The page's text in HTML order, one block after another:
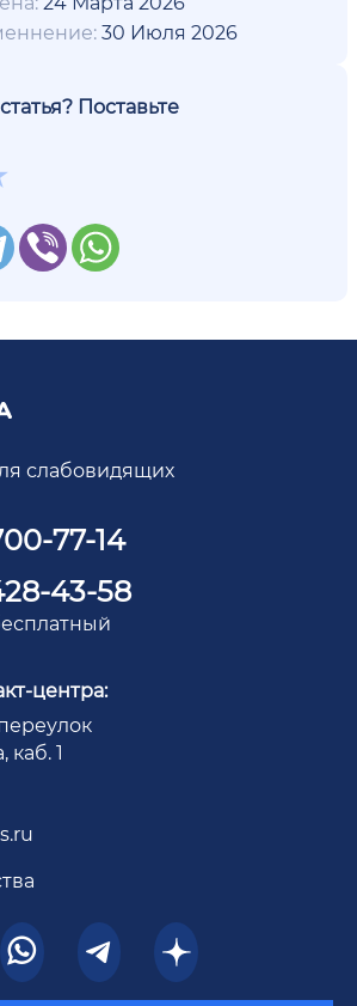
30 Июля 2026
Поставьте
слабовидящих
77-14
43-58
центра:
каб. 1